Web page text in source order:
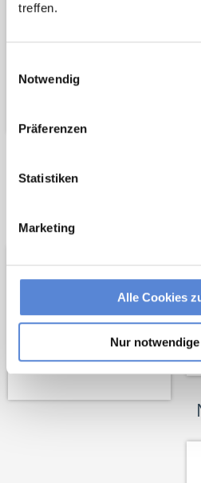
treffen.
Notwendig
Präferenzen
Statistiken
Marketing
Alle Cookies
Nur
Wir pflanzen